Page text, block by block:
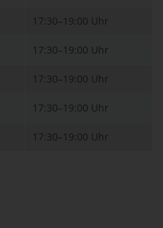
17:30–19:00 Uhr
17:30–19:00 Uhr
17:30–19:00 Uhr
17:30–19:00 Uhr
17:30–19:00 Uhr